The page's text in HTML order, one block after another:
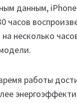
данным,
часов
несколько
работы